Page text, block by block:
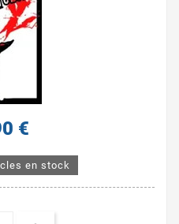
€
en stock